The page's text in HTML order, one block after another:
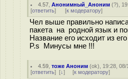
4.57 ,Анонимный_Аноним (?),
[ответить] [к модератору]
Чел выше правильно
пакета на родной язык и
Название его исходит из
P.s Минусы мне !!!
4.59 ,тоже Аноним (ok), 19:28, 08/
[ответить] [↓] [к модератору]